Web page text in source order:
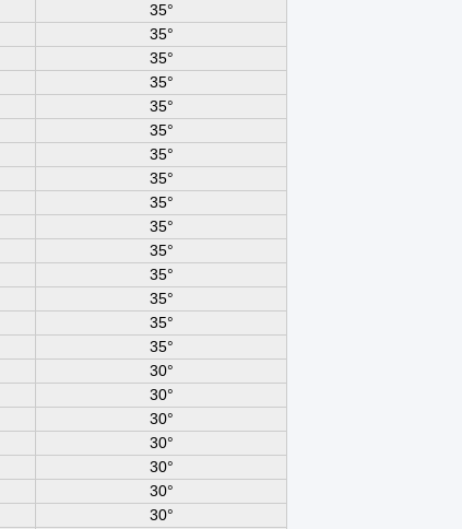
35°
35°
35°
35°
35°
35°
35°
35°
35°
35°
35°
35°
35°
35°
35°
30°
30°
30°
30°
30°
30°
30°